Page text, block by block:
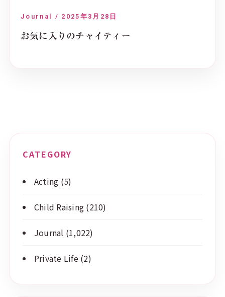
Journal / 2025年3月28日
お気に入りのチャイティー
CATEGORY
Acting (5)
Child Raising (210)
Journal (1,022)
Private Life(2)